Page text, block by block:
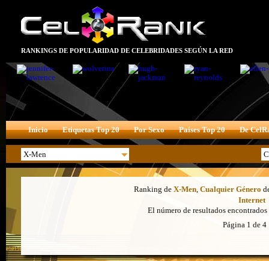
RANKINGS DE POPULARIDAD DE CELEBRIDADES SEGÚN LA RED
Inicio Etiquetas Top 20 Por Sexo Países Top 20 De
Ranking de X-Men, Cualquier Género
Internet
El número de resultados encontrados
Página 1 de 4